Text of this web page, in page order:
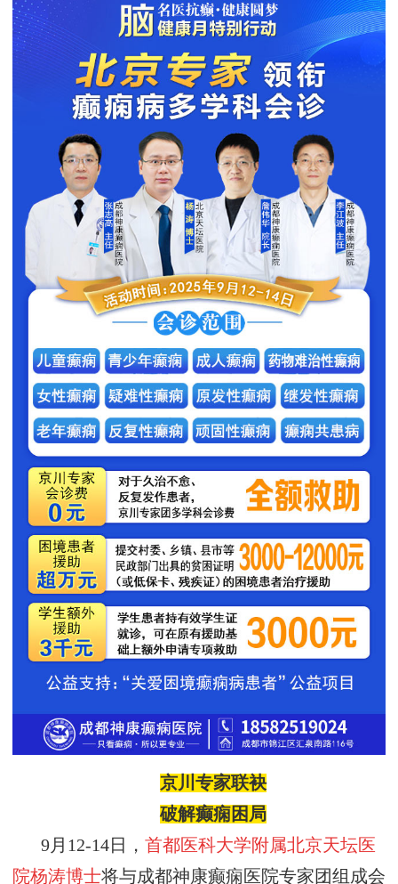
京川专家联袂
破解癫痫困局
9月12-14日， 首都医科大学附属北京天坛医
院杨涛博士将与成都神康癫痫医院专家团组成会